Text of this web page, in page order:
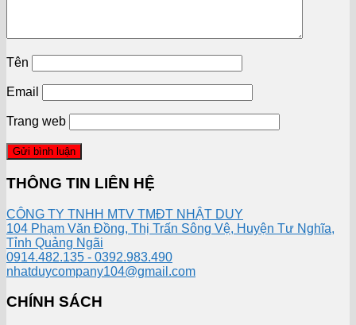
Tên
Email
Trang web
THÔNG TIN LIÊN HỆ
CÔNG TY TNHH MTV TMĐT NHẬT DUY
104 Phạm Văn Đồng, Thị Trấn Sông Vệ, Huyện Tư Nghĩa,
Tỉnh Quảng Ngãi
0914.482.135 - 0392.983.490
nhatduycompany104@gmail.com
CHÍNH SÁCH